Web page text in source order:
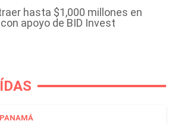
hasta $1,000 millones en
apoyo de BID Invest
PANAMÁ